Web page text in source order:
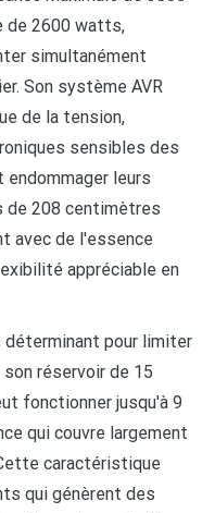
de 2600 watts,
simultanément
Son système AVR
de la tension,
sensibles des
leurs
de 208 centimètres
avec de l'essence
appréciable en
pour limiter
réservoir de 15
fonctionner jusqu'à 9
qui couvre largement
caractéristique
qui génèrent des